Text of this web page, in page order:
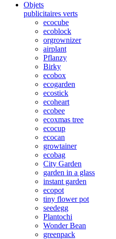
Objets
publicitaires verts
ecocube
ecoblock
orgrownizer
airplant
Pflanzy
Birky
ecobox
ecogarden
ecostick
ecoheart
ecobee
ecoxmas tree
ecocup
ecocan
growtainer
ecobag
City Garden
garden in a glass
instant garden
ecopot
tiny flower pot
seedegg
Plantochi
Wonder Bean
greenpack